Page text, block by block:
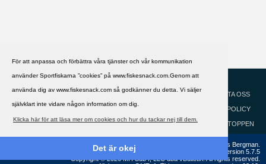
För att anpassa och förbättra våra tjänster och vår kommunikation
använder Sportfiskarna ”cookies” på www.fiskesnack.com.Genom att
använda dig av www.fiskesnack.com så godkänner du detta. Vi säljer
självklart inte vidare någon information om dig.
Klicka här för att läsa mer om cookies och hur du tackar nej till dem.
Det är okej
HJÄLP
KONTAKTA OSS
COOKIEPOLICY
GÅ TILL TOPPEN
Copyright ©2002 - 2021, FiskeSnack.com. Grundad 2002 av Anders Bergman.
Version 5.7.5
Copyright © 2026 MH Sub I, LLC dba vBulletin. All rights reserved.